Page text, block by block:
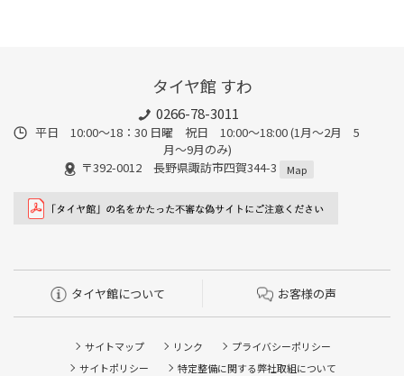
タイヤ館 すわ
0266-78-3011
平日 10:00〜18：30 日曜 祝日 10:00〜18:00 (1月〜2月 5
月〜9月のみ)
〒392-0012 長野県諏訪市四賀344-3
Map
タイヤ館について お客様の声
サイトマップ リンク
プライバシーポリシー
サイトポリシー
特定整備に関する弊社取組について